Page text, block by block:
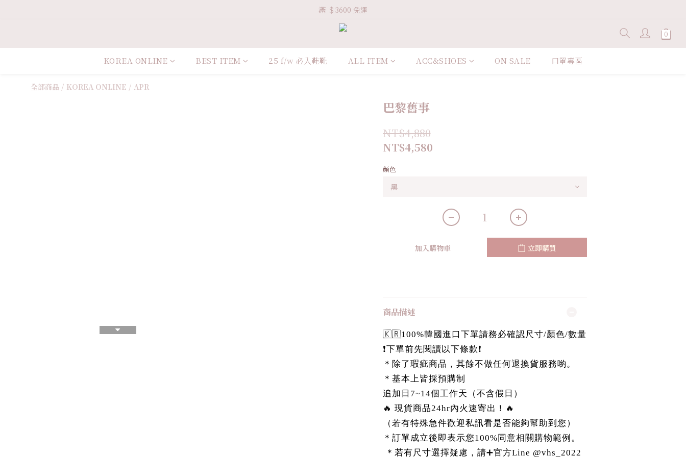
Welcome VHS.co
滿 ＄3600 免運
Welcome VHS.co
KOREA ONLINE BEST ITEM 25 f/w 必入鞋靴 ALL ITEM ACC&SHOES ON SALE 口罩專區
全部商品 / KOREA ONLINE / APR
巴黎舊事
NT$4,880
NT$4,580
顏色
加入購物車 立即購買
商品描述
🇰🇷100%韓國進口下單請務必確認尺寸/顏色/數量
❗️下單前先閱讀以下條款❗️
＊除了瑕疵商品，其餘不做任何退換貨服務喲。
＊基本上皆採預購制
追加日7~14個工作天（不含假日）
🔥 現貨商品24hr內火速寄出！🔥
（若有特殊急件歡迎私訊看是否能夠幫助到您）
＊訂單成立後即表示您100%同意相關購物範例。
＊若有尺寸選擇疑慮，請➕官方Line @vhs_2022